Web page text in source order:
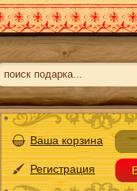
Ваша корзина
Регистрация